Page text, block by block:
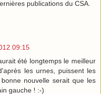
publications du CSA.
09:15
été longtemps le meilleur
les urnes, puissent les
nouvelle serait que les
gauche ! :-)